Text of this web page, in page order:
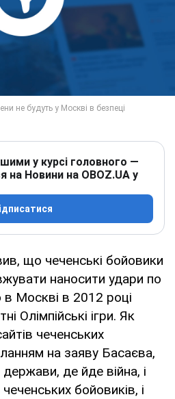
у курсі головного —
на Новини на OBOZ.UA у
що чеченські бойовики
наносити удари по
в Москві в 2012 році
Олімпійські ігри. Як
чеченських
на заяву Басаєва,
де йде війна, і
бойовиків, і